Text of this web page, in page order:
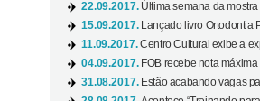
22.09.2017. Última semana da mostra
15.09.2017.
Lançado livro Ortodontia
11.09.2017.Centro Cultural exibe a
04.09.2017. FOB recebe nota
31.08.2017. Estão acabando vagas